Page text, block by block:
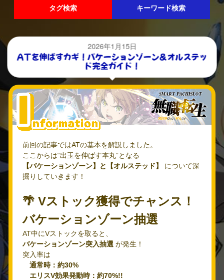
タグ検索 キーワード検索
2026年1月15日
ATを伸ばすカギ！バケーションゾーン＆オルステッ
ド完全ガイド！
前回の記事ではATの基本を解説しました。
ここからは“出玉を伸ばす本丸”となる
【バケーションゾーン】と【オルステッド】
について深
掘りしていきます！
🌴 Vストック獲得でチャンス！
バケーションゾーン抽選
AT中にVストックを取ると、
バケーションゾーン突入抽選が発生！
突入率は
通常時：約30%
エリスV効果発動時：約70%!!